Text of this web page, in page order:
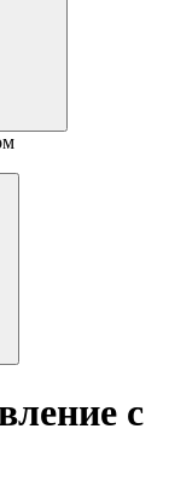
с